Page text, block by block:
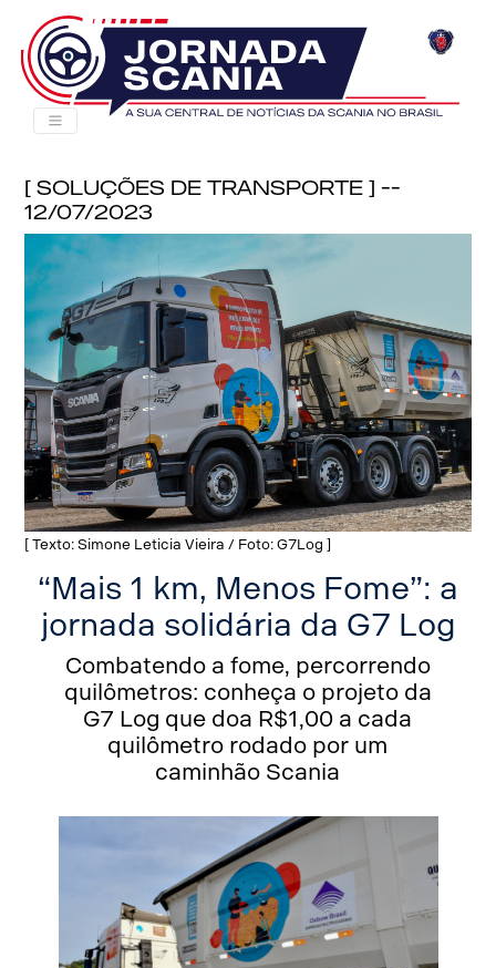
[ Soluções de Transporte ] --
12/07/2023
[ Texto: Simone Leticia Vieira / Foto: G7Log ]
“Mais 1 km, Menos Fome”: a
jornada solidária da G7 Log
Combatendo a fome, percorrendo
quilômetros: conheça o projeto da
G7 Log que doa R$1,00 a cada
quilômetro rodado por um
caminhão Scania